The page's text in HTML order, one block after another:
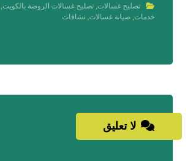
تصليح غسالات ,تصليح غسالات الروضة بالكويت
خدمات ,صيانة غسالات ,نشافات
لا تعليق